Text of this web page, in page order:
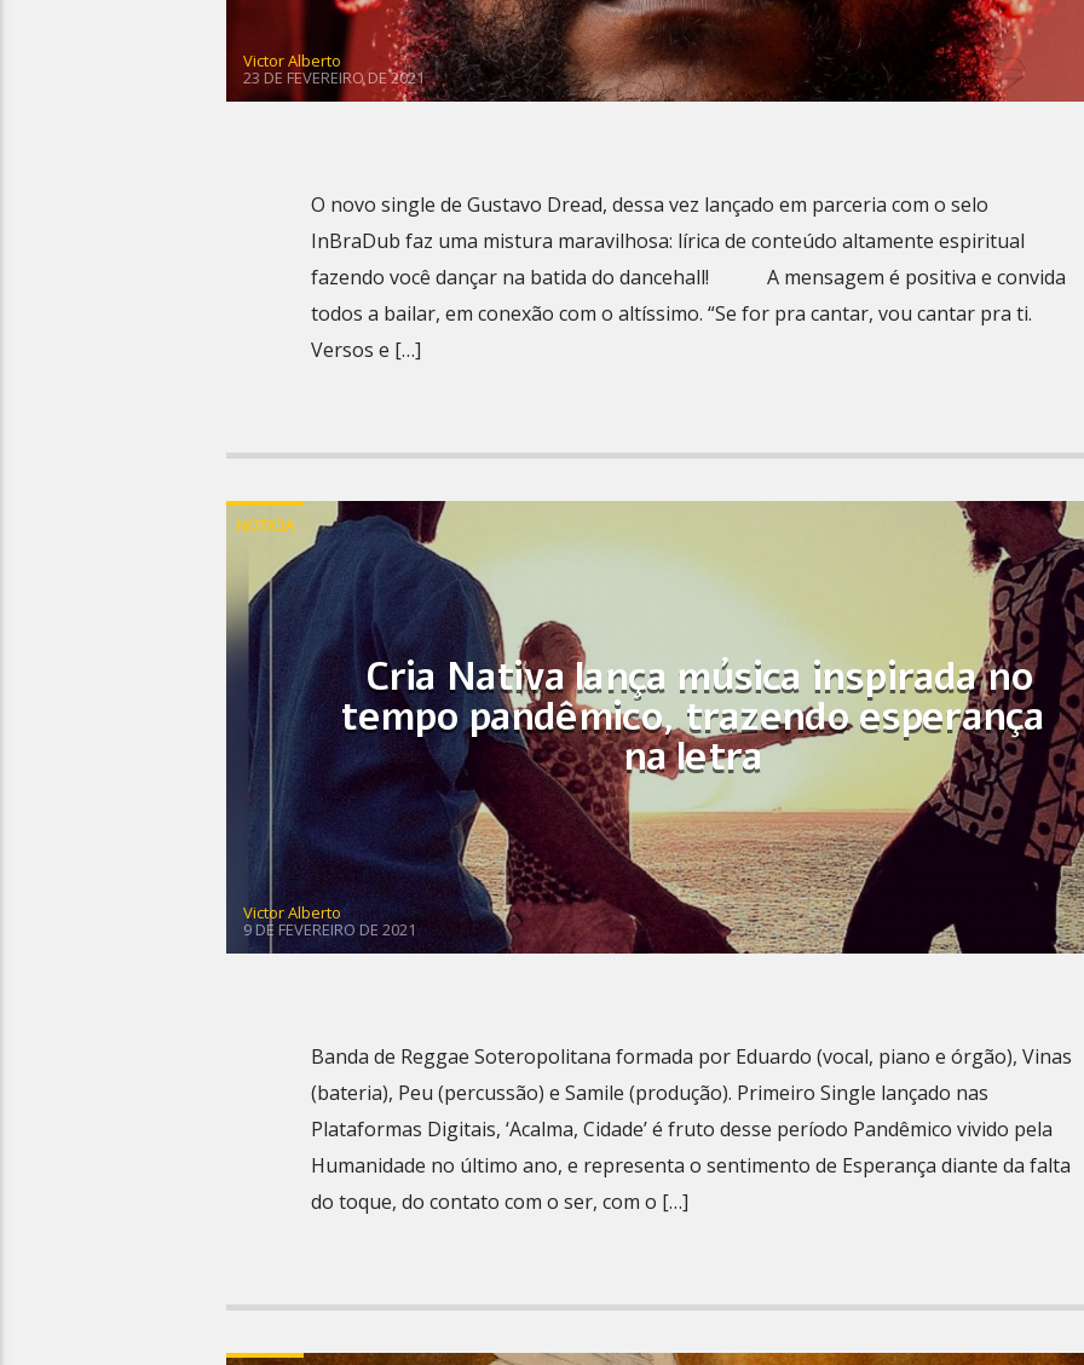
Victor Alberto
23 DE FEVEREIRO DE 2021
O novo single de Gustavo Dread, dessa vez lançado em parceria com o selo
InBraDub faz uma mistura maravilhosa: lírica de conteúdo altamente espiritual
fazendo você dançar na batida do dancehall! A mensagem é positiva e convida
todos a bailar, em conexão com o altíssimo. “Se for pra cantar, vou cantar pra ti.
Versos e […]
NOTICIA
Cria Nativa lança música inspirada no
tempo pandêmico, trazendo esperança
na letra
Victor Alberto
9 DE FEVEREIRO DE 2021
Banda de Reggae Soteropolitana formada por Eduardo (vocal, piano e órgão), Vinas
(bateria), Peu (percussão) e Samile (produção). Primeiro Single lançado nas
Plataformas Digitais, ‘Acalma, Cidade’ é fruto desse período Pandêmico vivido pela
Humanidade no último ano, e representa o sentimento de Esperança diante da falta
do toque, do contato com o ser, com o […]